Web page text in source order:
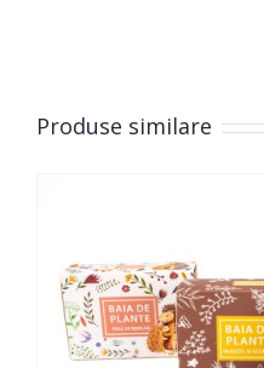
Produse similare